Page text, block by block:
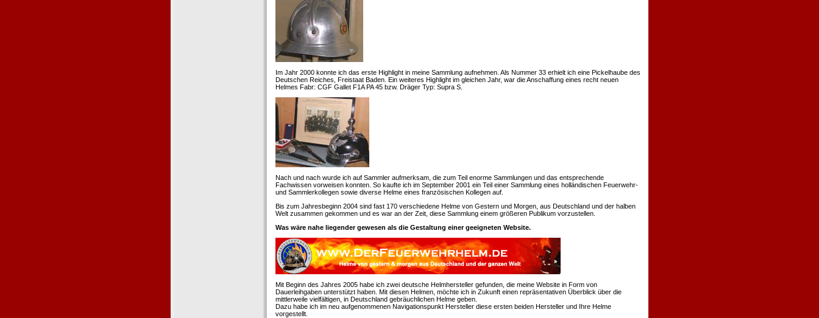
Im Jahr 2000 konnte ich das erste Highlight in meine Sammlung aufnehmen. Als Nummer 33 erhielt ich eine Pickelhaube des
Deutschen Reiches, Freistaat Baden. Ein weiteres Highlight im gleichen Jahr, war die Anschaffung eines recht neuen
Helmes Fabr: CGF Gallet F1A PA 45 bzw. Dräger Typ: Supra S.
Nach und nach wurde ich auf Sammler aufmerksam, die zum Teil enorme Sammlungen und das entsprechende
Fachwissen vorweisen konnten. So kaufte ich im September 2001 ein Teil einer Sammlung eines holländischen Feuerwehr-
und Sammlerkollegen sowie diverse Helme eines französischen Kollegen auf.
Bis zum Jahresbeginn 2004 sind fast 170 verschiedene Helme von Gestern und Morgen, aus Deutschland und der halben
Welt zusammen gekommen und es war an der Zeit, diese Sammlung einem größeren Publikum vorzustellen.
Was wäre nahe liegender gewesen als die Gestaltung einer geeigneten Website.
Mit Beginn des Jahres 2005 habe ich zwei deutsche Helmhersteller gefunden, die meine Website in Form von
Dauerleihgaben unterstützt haben. Mit diesen Helmen, möchte ich in Zukunft einen repräsentativen Überblick über die
mittlerweile vielfältigen, in Deutschland gebräuchlichen Helme geben.
Dazu habe ich im neu aufgenommenen Navigationspunkt Hersteller diese ersten beiden Hersteller und Ihre Helme
vorgestellt.